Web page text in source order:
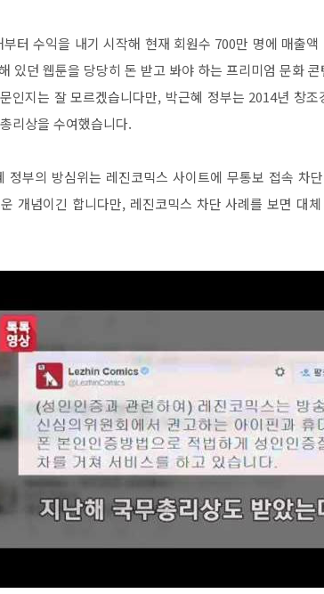
터 수익을 내기 시작해 현재 회원수 700만 명에 매출
있던 웹툰을 당당히 돈 받고 봐야 하는 프리미엄 문화
인지는 잘 모르겠습니다만, 박근혜 정부는 2014년 창
리상을 수여했습니다.
정부의 방심위는 레진코믹스 사이트에 무통보 접속 차
개념이긴 합니다만, 레진코믹스 차단 사례를 보면 대